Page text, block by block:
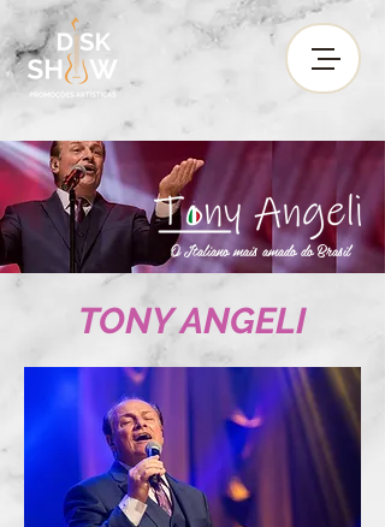
O Italiano mais amado do Brasil
TONY ANGELI